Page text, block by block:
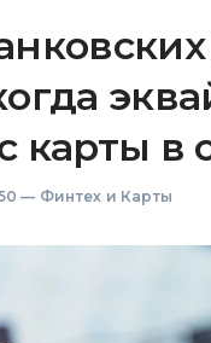
карты в
— Финтех и Карты